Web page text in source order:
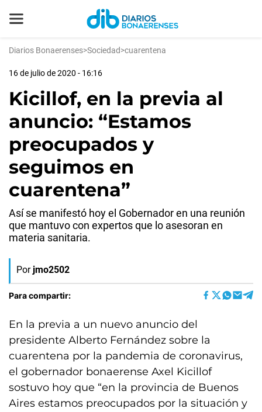
Diarios Bonaerenses>Sociedad>cuarentena
16 de julio de 2020 - 16:16
Kicillof, en la previa al
anuncio: “Estamos
preocupados y
seguimos en
cuarentena”
Así se manifestó hoy el Gobernador en una reunión
que mantuvo con expertos que lo asesoran en
materia sanitaria.
Por jmo2502
Para compartir:
En la previa a un nuevo anuncio del
presidente Alberto Fernández sobre la
cuarentena por la pandemia de coronavirus,
el gobernador bonaerense Axel Kicillof
sostuvo hoy que “en la provincia de Buenos
Aires estamos preocupados por la situación y